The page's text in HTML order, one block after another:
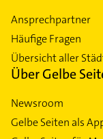
Ansprechpartner
Häufige Fragen
Übersicht aller
Über Gelbe
Newsroom
Gelbe Seiten als